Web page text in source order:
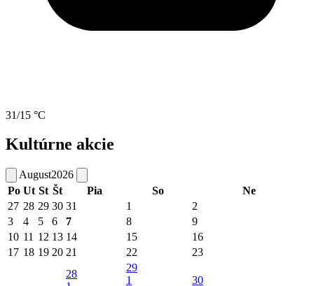
31/15 °C
Kultúrne akcie
August2026
Po Ut St Št Pia So
Ne
27 28 29 30 31 1
2
3
4 5 6 7 8
9
10 11 12 13 14 15
16
17 18 19 20 21 22 23
28
29
1
30